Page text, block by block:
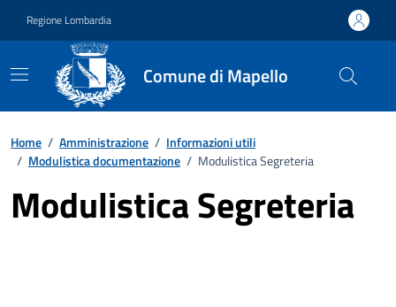
Regione Lombardia
Comune di Mapello
Home / Amministrazione / Informazioni utili
/ Modulistica documentazione / Modulistica Segreteria
Modulistica Segreteria